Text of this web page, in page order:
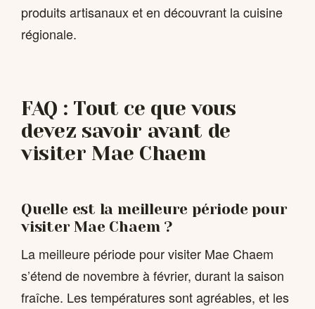
produits artisanaux et en découvrant la cuisine
régionale.
FAQ : Tout ce que vous
devez savoir avant de
visiter Mae Chaem
Quelle est la meilleure période pour
visiter Mae Chaem ?
La meilleure période pour visiter Mae Chaem
s’étend de novembre à février, durant la saison
fraîche. Les températures sont agréables, et les